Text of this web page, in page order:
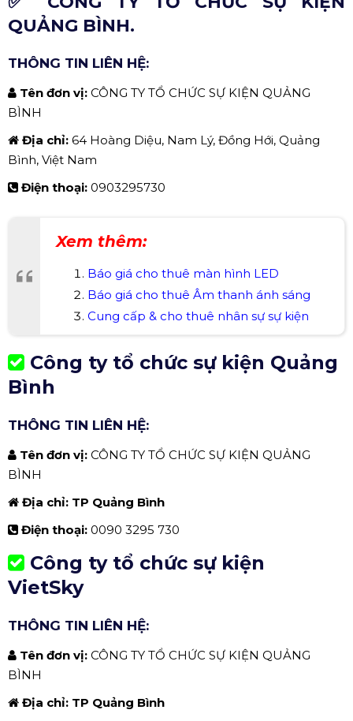
QUẢNG BÌNH.
THÔNG TIN LIÊN HỆ:
Tên đơn vị: CÔNG TY TỔ CHỨC SỰ KIỆN QUẢNG
BÌNH
Địa chỉ: 64 Hoàng Diệu, Nam Lý, Đồng Hới, Quảng
Bình, Việt Nam
Điện thoại: 0903295730
Xem thêm:
Báo giá cho thuê màn hình LED
Báo giá cho thuê Âm thanh ánh sáng
Cung cấp & cho thuê nhân sự sự kiện
Công ty tổ chức sự kiện Quảng
Bình
THÔNG TIN LIÊN HỆ:
Tên đơn vị: CÔNG TY TỔ CHỨC SỰ KIỆN QUẢNG
BÌNH
Địa chỉ: TP Quảng Bình
Điện thoại: 0090 3295 730
Công ty tổ chức sự kiện
VietSky
THÔNG TIN LIÊN HỆ:
Tên đơn vị: CÔNG TY TỔ CHỨC SỰ KIỆN QUẢNG
BÌNH
Địa chỉ: TP Quảng Bình